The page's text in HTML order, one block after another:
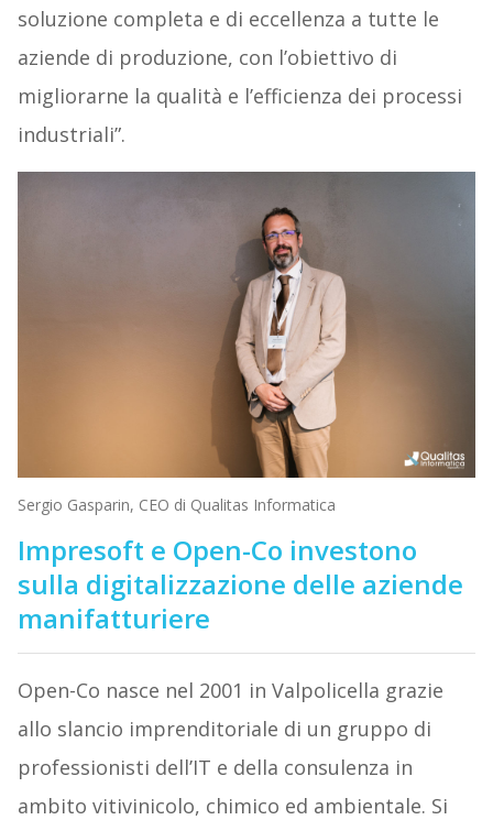
soluzione completa e di eccellenza a tutte le
aziende di produzione, con l’obiettivo di
migliorarne la qualità e l’efficienza dei processi
industriali”.
Sergio Gasparin, CEO di Qualitas Informatica
Impresoft e Open-Co investono
sulla digitalizzazione delle aziende
manifatturiere
Open-Co nasce nel 2001 in Valpolicella grazie
allo slancio imprenditoriale di un gruppo di
professionisti dell’IT e della consulenza in
ambito vitivinicolo, chimico ed ambientale. Si